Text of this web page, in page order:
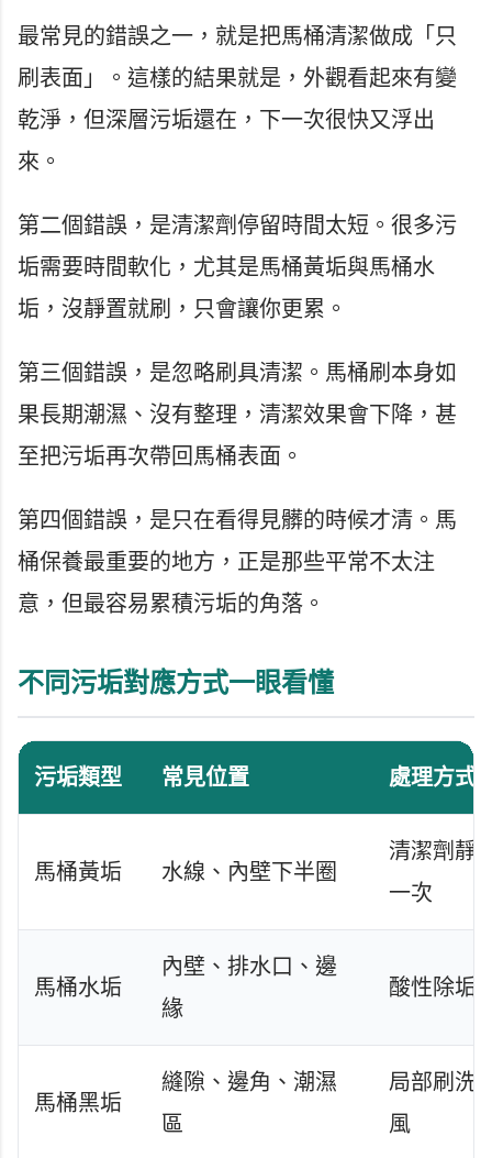
最常見的錯誤之一，就是把馬桶清潔做成「只
刷表面」。這樣的結果就是，外觀看起來有變
乾淨，但深層污垢還在，下一次很快又浮出
來。
第二個錯誤，是清潔劑停留時間太短。很多污
垢需要時間軟化，尤其是馬桶黃垢與馬桶水
垢，沒靜置就刷，只會讓你更累。
第三個錯誤，是忽略刷具清潔。馬桶刷本身如
果長期潮濕、沒有整理，清潔效果會下降，甚
至把污垢再次帶回馬桶表面。
第四個錯誤，是只在看得見髒的時候才清。馬
桶保養最重要的地方，正是那些平常不太注
意，但最容易累積污垢的角落。
不同污垢對應方式一眼看懂
污垢類型 常見位置 處理方式
馬桶黃垢 水線、內壁下半圈
清潔劑靜
一次
馬桶水垢
內壁、排水口、邊
緣
酸性除垢
馬桶黑垢
縫隙、邊角、潮濕
區
局部刷洗
風